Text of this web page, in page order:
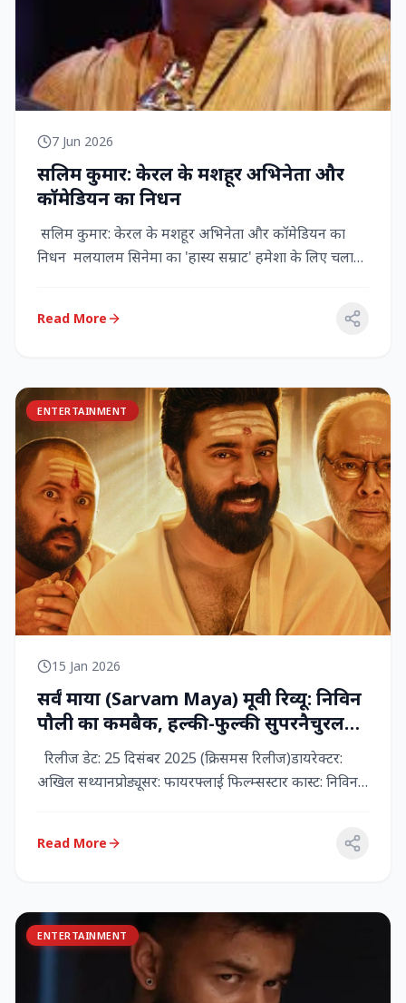
7 Jun 2026
सलिम कुमार: केरल के मशहूर अभिनेता और
कॉमेडियन का निधन
सलिम कुमार: केरल के मशहूर अभिनेता और कॉमेडियन का
निधन मलयालम सिनेमा का 'हास्य सम्राट' हमेशा के लिए चला
Read More
ENTERTAINMENT
15 Jan 2026
सर्वं माया (Sarvam Maya) मूवी रिव्यू: निविन
पौली का कमबैक, हल्की-फुल्की सुपरनैचुरल
कॉमेडी जो दिल को छू जाती है
रिलीज डेट: 25 दिसंबर 2025 (क्रिसमस रिलीज)डायरेक्टर:
अखिल सथ्यानप्रोड्यूसर: फायरफ्लाई फिल्म्सस्टार कास्ट: निविन
Read More
ENTERTAINMENT